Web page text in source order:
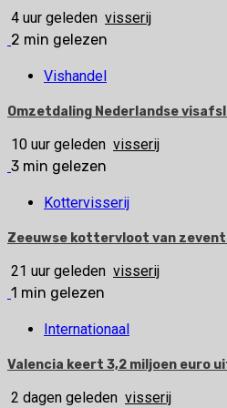
4 uur geleden visserij
2 min gelezen
Vishandel
Omzetdaling Nederlandse
10 uur geleden visserij
3 min gelezen
Kottervisserij
Zeeuwse kottervloot van
21 uur geleden visserij
1 min gelezen
Internationaal
Valencia keert 3,2 miljoen euro
2 dagen geleden visserij